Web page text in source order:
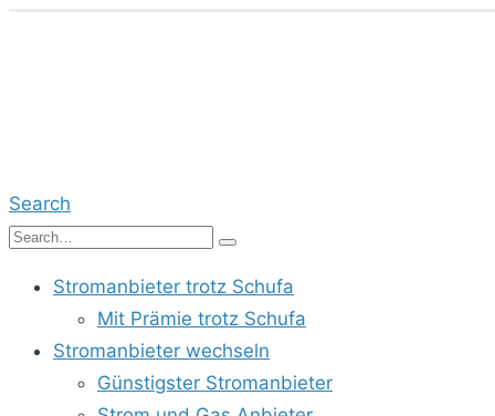
Search
Stromanbieter trotz Schufa
Mit Prämie trotz Schufa
Stromanbieter wechseln
Günstigster Stromanbieter